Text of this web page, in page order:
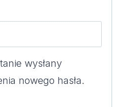
wysłany
nowego hasła.